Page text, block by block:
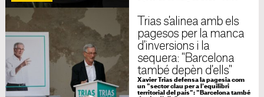
Trias s'alinea amb els
pagesos per la manca
d'inversions i la
sequera: "Barcelona
també depèn d'ells"
Xavier Trias defensa la pagesia com
un "sector clau per a l'equilibri
territorial del país": "Barcelona també